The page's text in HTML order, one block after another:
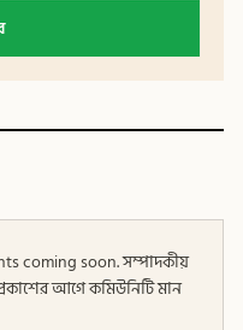
coming soon. সম্পাদকীয়
আগে কমিউনিটি মান